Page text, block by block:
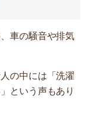
車の騒音や排気
の中には「洗濯
という声もあり